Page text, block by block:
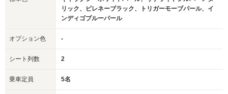
リック、ピレネーブラック、トリガーモーブパール、イ
ンディゴブルーパール
オプション色 -
シート列数 2
乗車定員 5名